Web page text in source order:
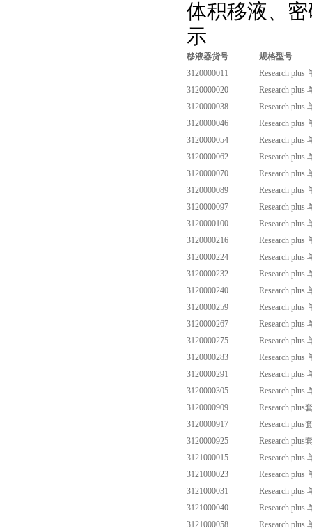
体积移液、
示
移液器货号
规格型号
3120000011
Research plus
3120000020
Research plus
3120000038
Research plus
3120000046
Research plus
3120000054
Research plus
3120000062
Research plus
3120000070
Research plus
3120000089
Research plus
3120000097
Research plus
3120000100
Research plus
3120000216
Research plus
3120000224
Research plus
3120000232
Research plus
3120000240
Research plus
3120000259
Research plus
3120000267
Research plus
3120000275
Research plus
3120000283
Research plus
3120000291
Research plus
3120000305
Research plus
3120000909
Research plus
3120000917
Research plus
3120000925
Research plus
3121000015
Research plus
3121000023
Research plus
3121000031
Research plus
3121000040
Research plus
3121000058
Research plus